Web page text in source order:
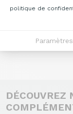
politique de
Paramètres
Pour toutes
veuillez nous
04 76 96 82 06
DÉCOUVREZ